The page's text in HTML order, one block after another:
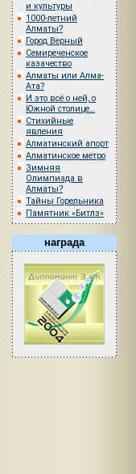
и культуры
1000-летний
Алматы?
Город Верный
Семиреченское
казачество
Алматы или Алма-
Ата?
И это всё о ней, о
Южной столице…
Стихийные
явления
Алматинский апорт
Алматинское метро
Зимняя
Олимпиада в
Алматы?
Тайны Горельника
Памятник «Битлз»
награда